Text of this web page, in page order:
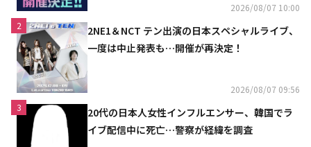
2026/08/07 10:00
2
2NE1＆NCT テン出演の日本スペシャルライブ、
一度は中止発表も…開催が再決定！
2026/08/07 09:56
3
20代の日本人女性インフルエンサー、韓国でラ
イブ配信中に死亡…警察が経緯を調査